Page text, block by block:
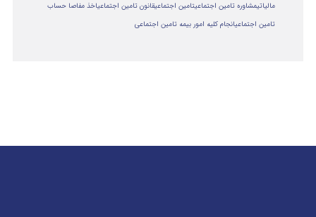
مالياتيمشاوره تامین اجتماعیتامین اجتماعیقانون تامین اجتماعیاخذ مفاصا حساب
تامین اجتماعیانجام کلیه امور بیمه تامین اجتماعی